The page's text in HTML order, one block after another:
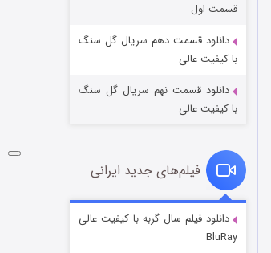
قسمت 6 (زیرنویس) منتشر شد
فروشگاهی برای قاتلان فصل ۲
قسمت
قسمت اول
دانلود قسمت دهم سریال گل سنگ
با کیفیت عالی
دانلود قسمت نهم سریال گل سنگ
با کیفیت عالی
فیلم‌های جدید ایرانی
دانلود فیلم سال گربه با کیفیت عالی
BluRay